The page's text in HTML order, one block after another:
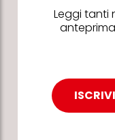
Leggi tanti